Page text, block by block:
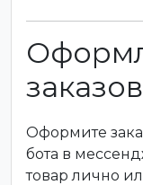
Оформите
бота в
товар лично